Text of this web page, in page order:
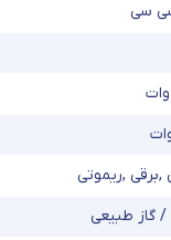
,برقی ,ریموتی
/ گاز طبیعی